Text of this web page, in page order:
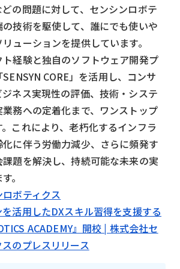
の問題に対して、センシンロボテ
技術を駆使して、誰にでも使いや
ューションを提供しています。
経験と独自のソフトウェア開発プ
CORE」を活用し、コンサ
ネス実現性の評価、技術・システ
務への定着化まで、ワンストップ
これにより、老朽化するインフラ
に伴う労働力減少、さらに頻発す
題を解決し、持続可能な未来の実
。
ロボティクス
を活用したDXスキル習得を支援する
ACADEMY』開校 | 株式会社セ
のプレスリリース